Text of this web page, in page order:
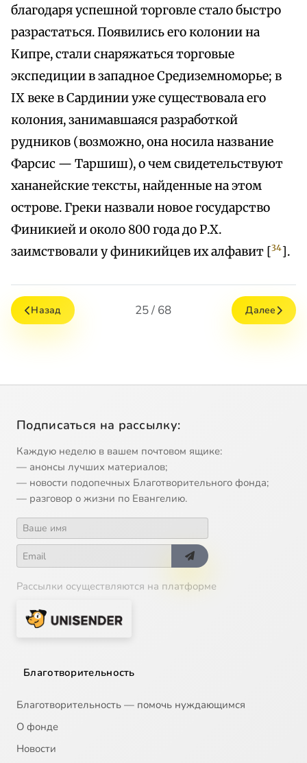
благодаря успешной торговле стало быстро
разрастаться. Появились его колонии на
Кипре, стали снаряжаться торговые
экспедиции в западное Средиземноморье; в
IX веке в Сардинии уже существовала его
колония, занимавшаяся разработкой
рудников (возможно, она носила название
Фарсис — Таршиш), о чем свидетельствуют
хананейские тексты, найденные на этом
острове. Греки назвали новое государство
Финикией и около 800 года до Р.Х.
заимствовали у финикийцев их алфавит [34].
Назад 25 / 68 Далее
Подписаться на рассылку:
Каждую неделю в вашем почтовом ящике:
— анонсы лучших материалов;
— новости подопечных Благотворительного фонда;
— разговор о жизни по Евангелию.
Рассылки осуществляются на платформе
Благотворительность
Благотворительность — помочь нуждающимся
О фонде
Новости